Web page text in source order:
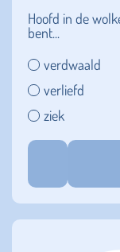
Hoofd in de
bent...
verdwaald
verliefd
ziek